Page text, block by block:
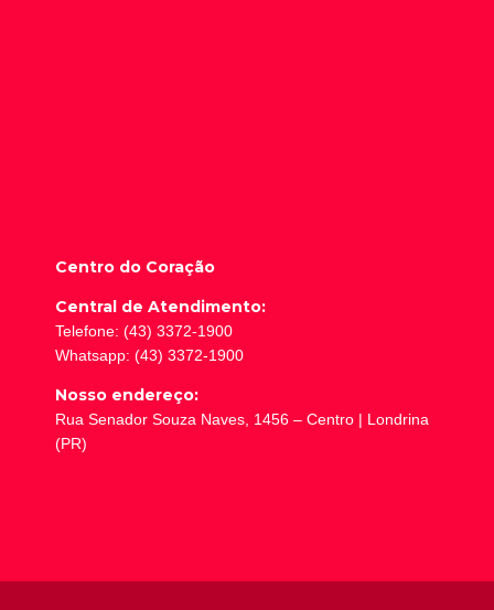
Centro do Coração
Central de Atendimento:
Telefone: (43) 3372-1900
Whatsapp: (43) 3372-1900
Nosso endereço:
Rua Senador Souza Naves, 1456 – Centro | Londrina
(PR)